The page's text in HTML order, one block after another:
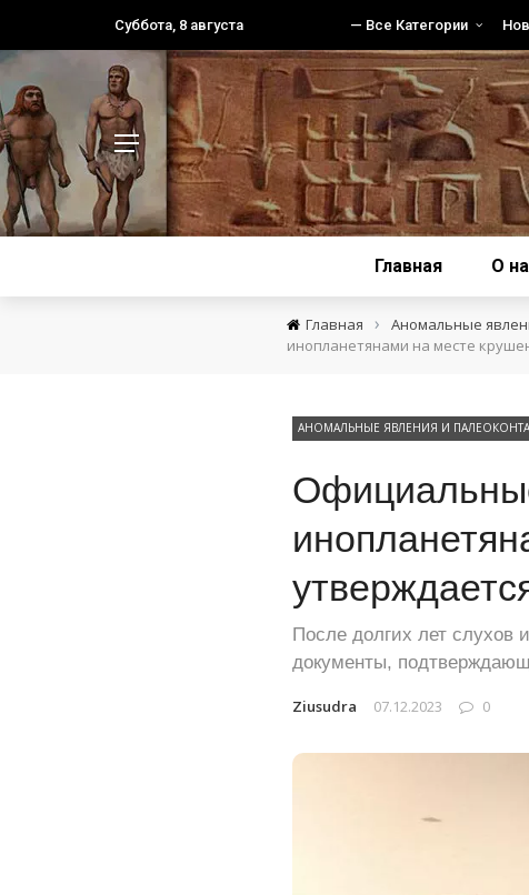
Суббота, 8 августа — Все Категории
Главная О
Главная › Аномальные
инопланетянами на месте
АНОМАЛЬНЫЕ ЯВЛЕНИЯ И
После долгих лет слухов
документы,
Ziusudra 07.12.2023 0